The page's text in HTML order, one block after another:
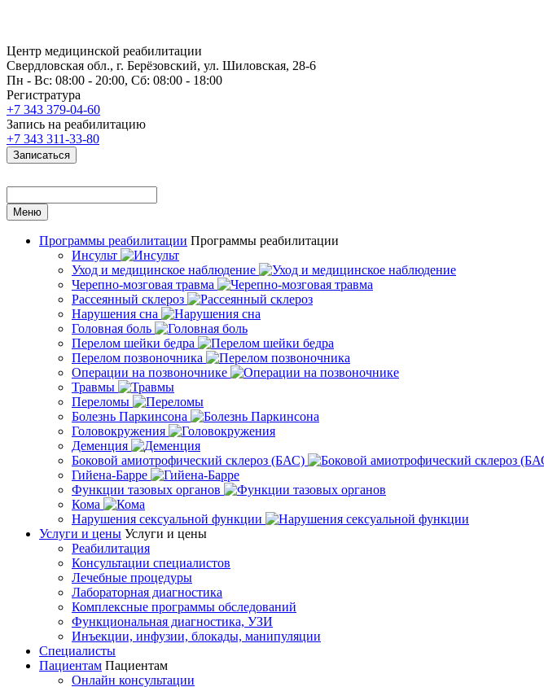
Центр медицинской реабилитации
Свердловская обл., г. Берёзовский, ул. Шиловская, 28-6
Пн - Вс: 08:00 - 20:00, Сб: 08:00 - 18:00
Регистратура
+7 343 379-04-60
Запись на реабилитацию
+7 343 311-33-80
Записаться
Меню
Программы реабилитации Программы реабилитации
Инсульт
Уход и медицинское наблюдение
Черепно-мозговая травма
Рассеянный склероз
Нарушения сна
Головная боль
Перелом шейки бедра
Перелом позвоночника
Операции на позвоночнике
Травмы
Переломы
Болезнь Паркинсона
Головокружения
Деменция
Боковой амиотрофический склероз (БАС)
Гийена-Барре
Функции тазовых органов
Кома
Нарушения сексуальной функции
Услуги и цены Услуги и цены
Реабилитация
Консультации специалистов
Лечебные процедуры
Лабораторная диагностика
Комплексные программы обследований
Функциональная диагностика, УЗИ
Инъекции, инфузии, блокады, манипуляции
Специалисты
Пациентам Пациентам
Онлайн консультации